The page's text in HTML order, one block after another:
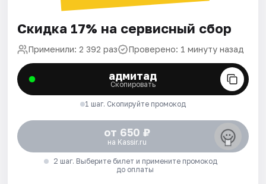
Скидка 17% на сервисный сбор
Применили: 2 392 раз Проверено: 1 минуту назад
адмитад
Скопировать
1 шаг. Скопируйте промокод
от 650 ₽
на Kassir.ru
2 шаг. Выберите билет и примените промокод
до оплаты